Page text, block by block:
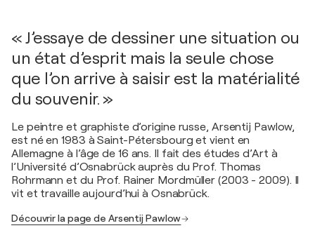
« J’essaye de dessiner une situation ou
un état d’esprit mais la seule chose
que l’on arrive à saisir est la matérialité
du souvenir. »
Le peintre et graphiste d’origine russe, Arsentij Pawlow,
est né en 1983 à Saint-Pétersbourg et vient en
Allemagne à l’âge de 16 ans. Il fait des études d’Art à
l’Université d’Osnabrück auprès du Prof. Thomas
Rohrmann et du Prof. Rainer Mordmüller (2003 - 2009). Il
vit et travaille aujourd’hui à Osnabrück.
Découvrir la page de Arsentij Pawlow